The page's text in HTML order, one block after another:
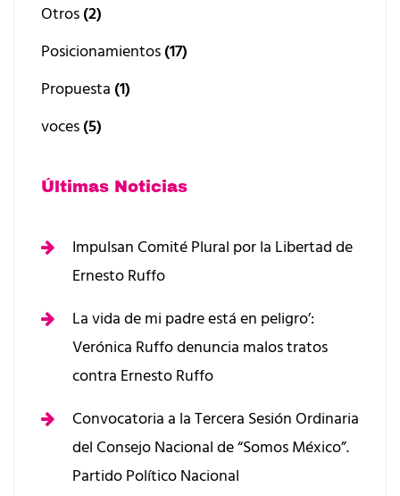
Otros(2)
Posicionamientos(17)
Propuesta (1)
voces(5)
Últimas Noticias
Impulsan Comité Plural por la Libertad de
Ernesto Ruffo
La vida de mi padre está en peligro’:
Verónica Ruffo denuncia malos tratos
contra Ernesto Ruffo
Convocatoria a la Tercera Sesión Ordinaria
del Consejo Nacional de “Somos México”.
Partido Político Nacional